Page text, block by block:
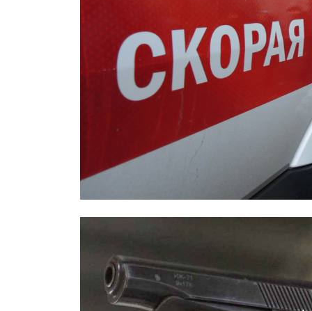
Охраннику, заступившемуся за